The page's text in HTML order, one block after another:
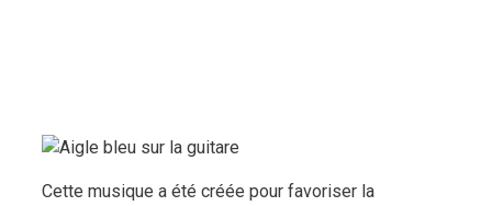
Cette musique a été créée pour favoriser la